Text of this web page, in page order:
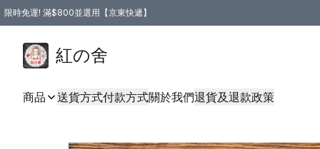
限時免運! 滿$800並選用【京東快遞】
紅の舍
商品 送貨方式付款方式關於我們退貨及退款政策